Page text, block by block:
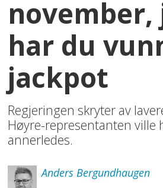
november,
har du
jackpot
Regjeringen skryter av
Høyre-representanten ville
annerledes.
Anders Bergundhaugen